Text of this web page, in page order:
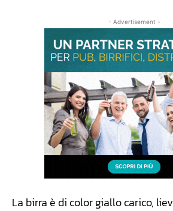
- Advertisement -
La birra è di color giallo carico,